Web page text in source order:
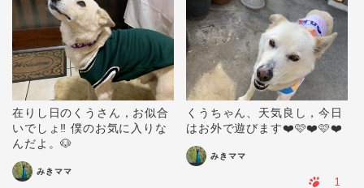
在りし日のくうさん，お似合
いでしょ‼️ 僕のお気に入りな
んだよ。🐶
みきママ
くうちゃん、天気良し，今日
はお外で遊びます❤️🩷❤️🩷❤️
みきママ
1